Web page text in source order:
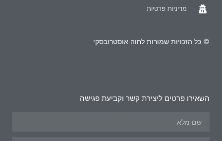
מדיניות פרטיות
© כל הזכויות שמורות לחוה אוסטרובסקי
השאירו פרטים ליצירת קשר וקביעת פגישה